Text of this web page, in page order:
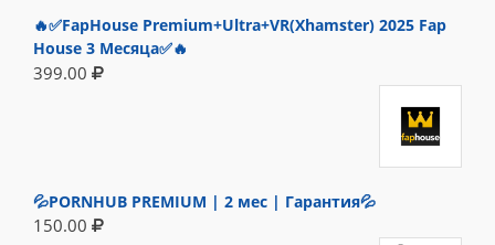
🔥✅FapHouse Premium+Ultra+VR(Xhamster) 2025 Fap
House 3 Месяца✅🔥
399.00
💦PORNHUB PREMIUM | 2 мес | Гарантия💦
150.00